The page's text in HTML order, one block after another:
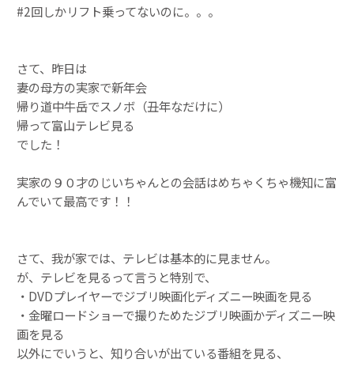
#2回しかリフト乗ってないのに。。。
さて、昨日は
妻の母方の実家で新年会
帰り道中牛岳でスノボ（丑年なだけに）
帰って富山テレビ見る
でした！
実家の９０才のじいちゃんとの会話はめちゃくちゃ機知に富
んでいて最高です！！
さて、我が家では、テレビは基本的に見ません。
が、テレビを見るって言うと特別で、
・DVDプレイヤーでジブリ映画化ディズニー映画を見る
・金曜ロードショーで撮りためたジブリ映画かディズニー映
画を見る
以外にでいうと、知り合いが出ている番組を見る、